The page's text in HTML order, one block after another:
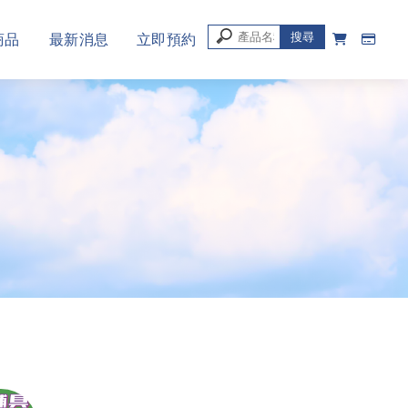
品 最新消息 立即預約